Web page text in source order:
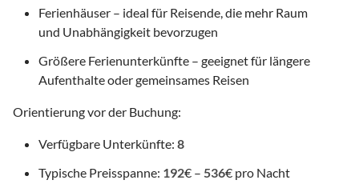
Ferienhäuser – ideal für Reisende, die mehr Raum
und Unabhängigkeit bevorzugen
Größere Ferienunterkünfte – geeignet für längere
Aufenthalte oder gemeinsames Reisen
Orientierung vor der Buchung:
Verfügbare Unterkünfte: 8
Typische Preisspanne: 192€ – 536€ pro Nacht